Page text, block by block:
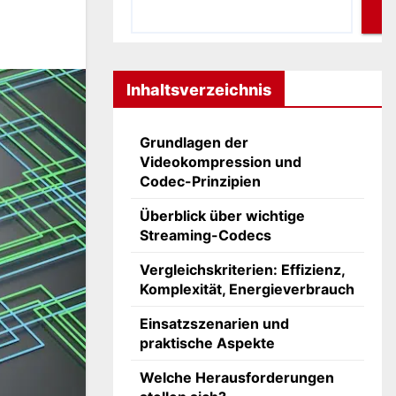
Inhaltsverzeichnis
Grundlagen der
Videokompression und
Codec-Prinzipien
Überblick über wichtige
Streaming-Codecs
Vergleichskriterien: Effizienz,
Komplexität, Energieverbrauch
Einsatzszenarien und
praktische Aspekte
Welche Herausforderungen